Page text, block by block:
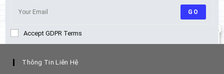
GO
Accept GDPR Terms
Thông Tin Liên Hệ